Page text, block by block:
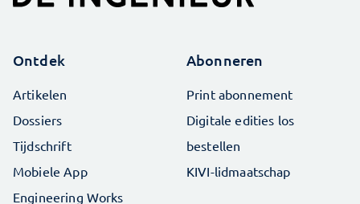
Ontdek
Artikelen
Dossiers
Tijdschrift
Mobiele App
Engineering Works
Abonneren
Print abonnement
Digitale edities los
bestellen
KIVI-lidmaatschap